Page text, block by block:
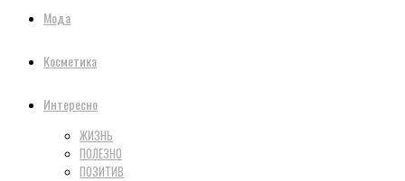
Мода
Косметика
Интересно
ЖИЗНЬ
ПОЛЕЗНО
ПОЗИТИВ